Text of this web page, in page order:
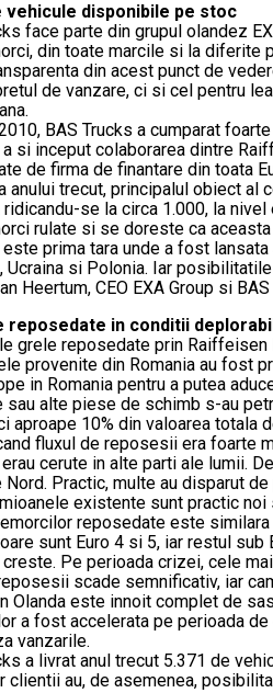
vehicule disponibile pe stoc
face parte din grupul olandez
din toate marcile si la diferite
din acest punct de
de vanzare, ci si cel pentru
BAS Trucks a cumparat
si inceput colaborarea dintre
de firma de finantare din toata
anului trecut, principalul obiect al
se la circa 1.000, la
rulate si se doreste ca
este prima tara unde a fost
Ucraina si Polonia. Iar
Heertum, CEO EXA Group si
reposedate in conditii
grele reposedate prin
provenite din Romania au fost
in Romania pentru a putea
sau alte piese de schimb s-au
aproape 10% din valoarea totala
fluxul de reposesii era foarte
cerute in alte parti ale lumii.
Nord. Practic, multe au disparut
existente sunt practic
reposedate este similara
sunt Euro 4 si 5, iar restul
Pe perioada crizei, cele
scade semnificativ, iar
Olanda este innoit complet de
a fost accelerata pe perioada
vanzarile.
a livrat anul trecut 5.371 de
clientii au, de asemenea,